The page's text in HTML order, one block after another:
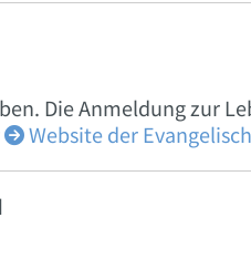
Die Anmeldung zur
 Website der